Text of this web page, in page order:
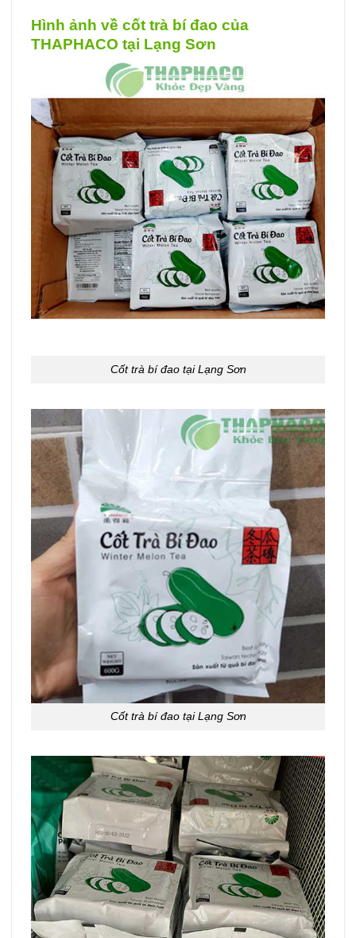
Hình ảnh về cốt trà bí đao của
THAPHACO tại Lạng Sơn
Cốt trà bí đao tại Lạng Sơn
Cốt trà bí đao tại Lạng Sơn